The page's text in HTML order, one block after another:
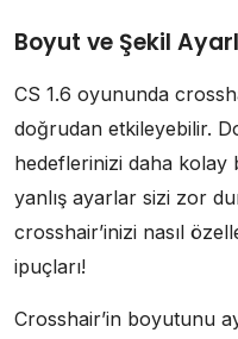
Boyut ve Şekil
CS 1.6 oyununda
doğrudan etkileyebilir.
hedeflerinizi daha kolay
yanlış ayarlar sizi zor
crosshair’inizi nasıl
ipuçları!
Crosshair’in boyutunu